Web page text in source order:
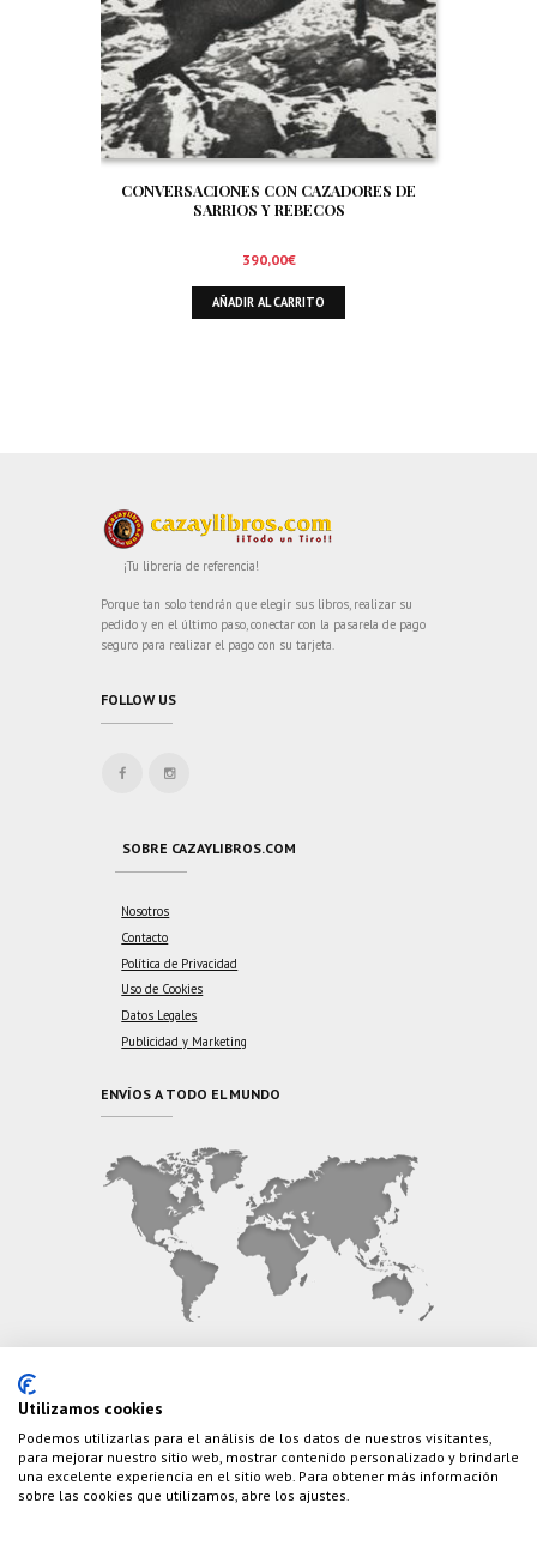
CONVERSACIONES CON CAZADORES DE
SARRIOS Y REBECOS
390,00€
AÑADIR AL CARRITO
¡Tu librería de referencia!
Porque tan solo tendrán que elegir sus libros, realizar su
pedido y en el último paso, conectar con la pasarela de pago
seguro para realizar el pago con su tarjeta.
FOLLOW US
SOBRE CAZAYLIBROS.COM
Nosotros
Contacto
Política de Privacidad
Uso de Cookies
Datos Legales
Publicidad y Marketing
ENVÍOS A TODO EL MUNDO
Teléfono: (+34) 626 495 499
E-Mail: info@cazaylibros.com
Utilizamos cookies
Podemos utilizarlas para el análisis de los datos de nuestros visitantes,
para mejorar nuestro sitio web, mostrar contenido personalizado y brindarle
una excelente experiencia en el sitio web. Para obtener más información
sobre las cookies que utilizamos, abre los ajustes.